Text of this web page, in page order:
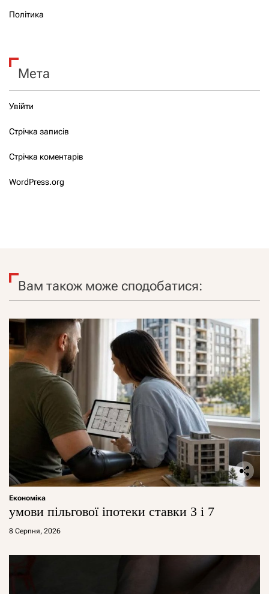
Політика
Мета
Увійти
Стрічка записів
Стрічка коментарів
WordPress.org
Вам також може сподобатися:
Економіка
умови пільгової іпотеки ставки 3 і 7
8 Серпня, 2026